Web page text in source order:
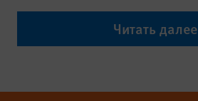
Читать далее